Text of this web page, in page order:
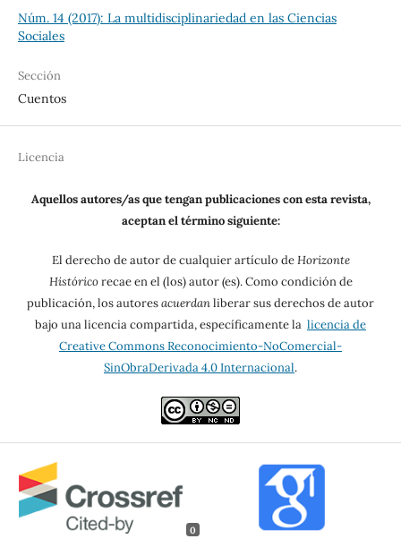
Núm. 14 (2017): La multidisciplinariedad en las Ciencias
Sociales
Sección
Cuentos
Licencia
Aquellos autores/as que tengan publicaciones con esta revista,
aceptan el término siguiente:
El derecho de autor de cualquier artículo deHorizonte
Históricorecae en el (los) autor (es). Como condición de
publicación, los autoresacuerdanliberar sus derechos de autor
bajo una licencia compartida, específicamente la licencia de
Creative Commons Reconocimiento-NoComercial-
SinObraDerivada 4.0 Internacional.
0